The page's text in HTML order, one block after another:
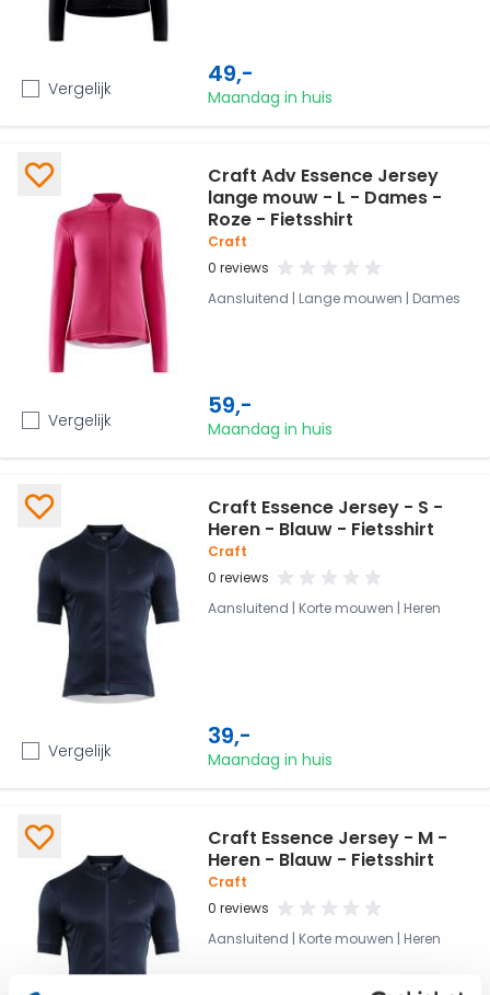
49,-
Maandag in huis
Vergelijk
0 reviews
Craft Adv Essence Jersey
lange mouw - L - Dames -
Roze - Fietsshirt
Craft
Aansluitend | Lange mouwen | Dames
59,-
Maandag in huis
Vergelijk
0 reviews
Craft Essence Jersey - S -
Heren - Blauw - Fietsshirt
Craft
Aansluitend | Korte mouwen | Heren
39,-
Maandag in huis
Vergelijk
0 reviews
Craft Essence Jersey - M -
Heren - Blauw - Fietsshirt
Craft
Aansluitend | Korte mouwen | Heren